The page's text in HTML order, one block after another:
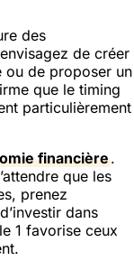
des
de créer
ou de proposer un
que le timing
particulièrement
financière.
que les
prenez
dans
1 favorise ceux